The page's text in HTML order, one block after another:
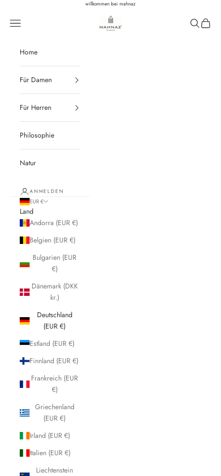
willkommen bei mahnaz
Mahnaz Biomedicals
Navigationsmenü öffnen Suche
Home
Für Damen
Für Herren
Philosophie
Natur
ANMELDEN
EUR €
Land
Andorra (EUR €)
Belgien (EUR €)
Bulgarien (EUR
€)
Dänemark (DKK
kr.)
Deutschland
(EUR €)
Estland (EUR €)
Finnland (EUR €)
Frankreich (EUR
€)
Griechenland
(EUR €)
Irland (EUR €)
Italien (EUR €)
Liechtenstein